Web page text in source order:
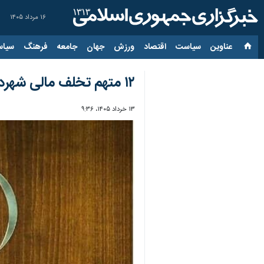
۱۶ مرداد ۱۴۰۵
عناوین‌ سیاست اقتصاد ورزش جهان جامعه فرهنگ
۱۲ متهم تخلف مالی شهرداری بندر امام به ۴۲ سال حبس محکوم شدند
۱۳ خرداد ۱۴۰۵، ۹:۳۶